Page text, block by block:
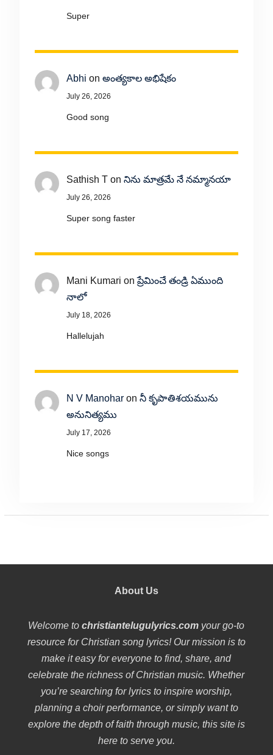
Super
Abhi on అంత్యకాల అభిషేకం
July 26, 2026
Good song
Sathish Ton నిను మాత్రమే నే నమ్మానయా
July 26, 2026
Super song faster
Mani Kumari onప్రేమించే తండ్రి ఏముంది
నాలో
July 18, 2026
Hallelujah
N V Manoharon నీ కృపాతిశయమును
అనునిత్యము
July 17, 2026
Nice songs
About Us
Welcome tochristiantelugulyrics.com your go-to
resource for Christian song lyrics! Our mission is to
make it easy for everyone to find, share, and
celebrate the richness of Christian music. Whether
you’re searching for lyrics to inspire worship,
planning a choir performance, or simply want to
explore the depth of faith through music, this site is
here to serve you.